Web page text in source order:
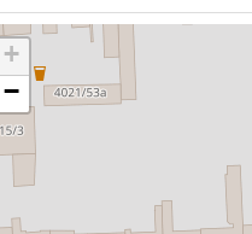
+
−